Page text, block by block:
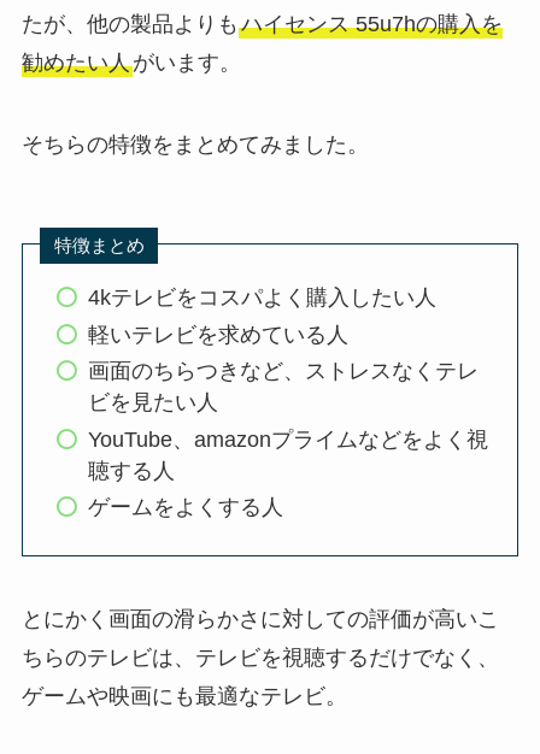
たが、他の製品よりも ハイセンス 55u7hの購入を
勧めたい人がいます。
そちらの特徴をまとめてみました。
特徴まとめ
4kテレビをコスパよく購入したい人
軽いテレビを求めている人
画面のちらつきなど、ストレスなくテレ
ビを見たい人
YouTube、amazonプライムなどをよく視
聴する人
ゲームをよくする人
とにかく画面の滑らかさに対しての評価が高いこ
ちらのテレビは、テレビを視聴するだけでなく、
ゲームや映画にも最適なテレビ。